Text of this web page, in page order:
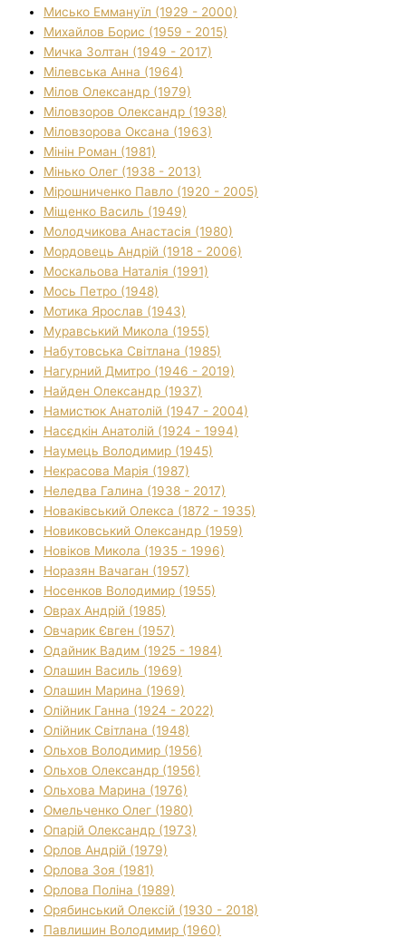
Мисько Еммануїл (1929 - 2000)
Михайлов Борис (1959 - 2015)
Мичка Золтан (1949 - 2017)
Мілевська Анна (1964)
Мілов Олександр (1979)
Міловзоров Олександр (1938)
Міловзорова Оксана (1963)
Мінін Роман (1981)
Мінько Олег (1938 - 2013)
Мірошниченко Павло (1920 - 2005)
Міщенко Василь (1949)
Молодчикова Анастасія (1980)
Мордовець Андрій (1918 - 2006)
Москальова Наталія (1991)
Мось Петро (1948)
Мотика Ярослав (1943)
Муравський Микола (1955)
Набутовська Світлана (1985)
Нагурний Дмитро (1946 - 2019)
Найден Олександр (1937)
Намистюк Анатолій (1947 - 2004)
Насєдкін Анатолій (1924 - 1994)
Наумець Володимир (1945)
Некрасова Марія (1987)
Неледва Галина (1938 - 2017)
Новаківський Олекса (1872 - 1935)
Новиковський Олександр (1959)
Новіков Микола (1935 - 1996)
Норазян Вачаган (1957)
Носенков Володимир (1955)
Оврах Андрій (1985)
Овчарик Євген (1957)
Одайник Вадим (1925 - 1984)
Олашин Василь (1969)
Олашин Марина (1969)
Олійник Ганна (1924 - 2022)
Олійник Світлана (1948)
Ольхов Володимир (1956)
Ольхов Олександр (1956)
Ольхова Марина (1976)
Омельченко Олег (1980)
Опарій Олександр (1973)
Орлов Андрій (1979)
Орлова Зоя (1981)
Орлова Поліна (1989)
Орябинський Олексій (1930 - 2018)
Павлишин Володимир (1960)